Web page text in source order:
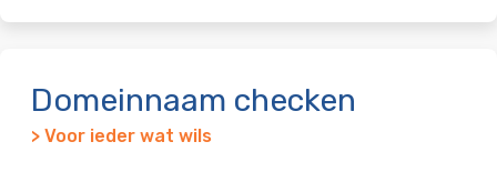
Domeinnaam checken
> Voor ieder wat wils